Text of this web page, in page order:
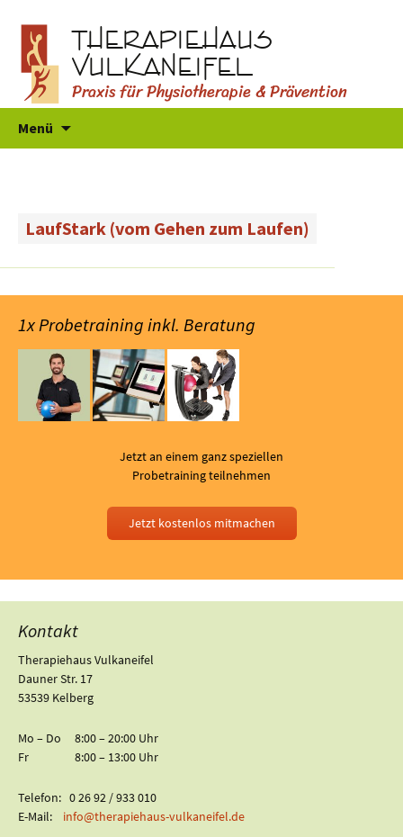
THERAPIEHAUS
VULKANEIFEL
Praxis für Physiotherapie & Prävention
Menü
LaufStark (vom Gehen zum Laufen)
1x Probetraining inkl. Beratung
Jetzt an einem ganz speziellen
Probetraining teilnehmen
Jetzt kostenlos mitmachen
Kontakt
Therapiehaus Vulkaneifel
Dauner Str. 17
53539 Kelberg
Mo – Do 8:00 – 20:00 Uhr
Fr 8:00 – 13:00 Uhr
Telefon: 0 26 92 / 933 010
E-Mail: info@therapiehaus-vulkaneifel.de